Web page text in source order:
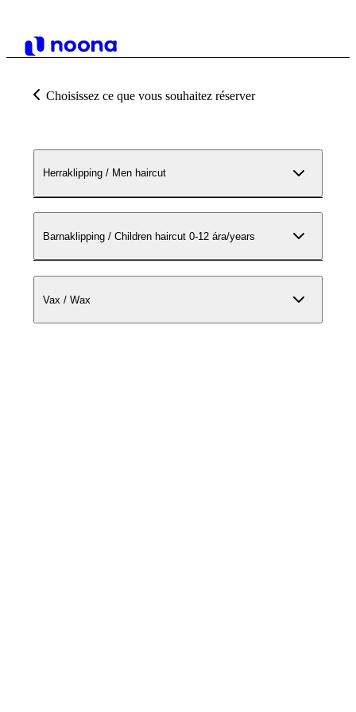
Choisissez ce que vous souhaitez réserver
Herraklipping / Men haircut
Barnaklipping / Children haircut 0-12 ára/years
Vax / Wax